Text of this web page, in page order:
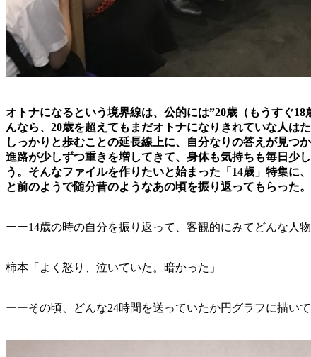
オトナになるという境界線は、公的には”20歳（もうすぐ
んなら、20歳を超えてもまだオトナになりきれていな人は
しっかりと歩むことの延長線上に、自分なりの答えが見つか
進路が少しずつ重きを増してきて、身体も気持ちも毎日少
う。そんなファイルを作りたいと始まった「14歳」特集に
と前のようで随分昔のようなあの頃を振り返ってもらった。
ーー14歳の時の自分を振り返って、客観的にみてどんな人
柿本「よく怒り、泣いていた。暗かった」
ーーその頃、どんな24時間を送っていたか円グラフに描い